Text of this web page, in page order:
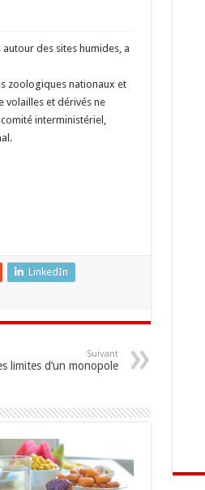
des sites humides, a
zoologiques nationaux et
volailles et dérivés ne
interministériel,
LinkedIn
Suivant
limites d’un monopole